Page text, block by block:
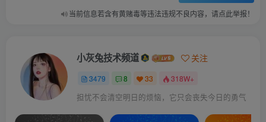
当前信息若含有黄赌毒等违法违规不良内容，请点此举报！
小灰兔技术频道 关注
3479 8 33 318W+
担忧不会清空明日的烦恼，它只会丧失今日的勇气